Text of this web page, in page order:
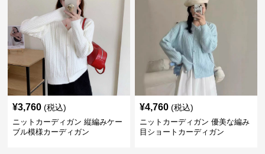
¥3,760 (税込)
ニットカーディガン 縦編みケー
ブル模様カーディガン
¥4,760 (税込)
ニットカーディガン 優美な編み
目ショートカーディガン